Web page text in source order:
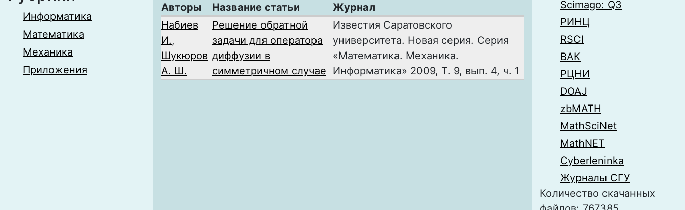
Информатика
Математика
Механика
Приложения
Авторы Название статьи
Журнал
Набиев
И.,
Шукюров
А. Ш.
Решение обратной
задачи для оператора
диффузии в
симметричном случае
Известия Саратовского
университета. Новая серия. Серия
«Математика. Механика.
Информатика» 2009, Т. 9, вып. 4, ч. 1
Scimago: Q3
РИНЦ
RSCI
ВАК
РЦНИ
DOAJ
zbMATH
MathSciNet
MathNET
Cyberleninka
Журналы СГУ
Количество скачанных